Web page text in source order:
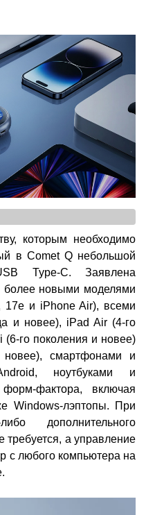
которым необходимо
в Comet Q небольшой
Type-C. Заявлена
более новыми моделями
17e и iPhone Air), всеми
и новее), iPad Air (4-го
го поколения и новее)
смартфонами и
ноутбуками и
фактора, включая
Windows-лэптопы. При
дополнительного
требуется, а управление
с любого компьютера на